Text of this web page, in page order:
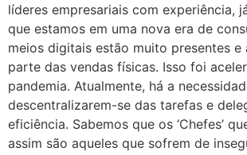
líderes empresariais com experiência,
que estamos em uma nova era de
meios digitais estão muito presentes e
parte das vendas físicas. Isso foi
pandemia. Atualmente, há a
descentralizarem-se das tarefas e
eficiência. Sabemos que os ‘Chefes’
assim são aqueles que sofrem de